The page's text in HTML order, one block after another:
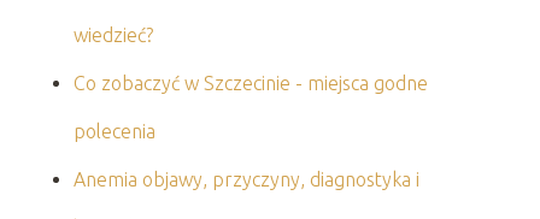
wiedzieć?
Co zobaczyć w Szczecinie - miejsca godne
polecenia
Anemia objawy, przyczyny, diagnostyka i